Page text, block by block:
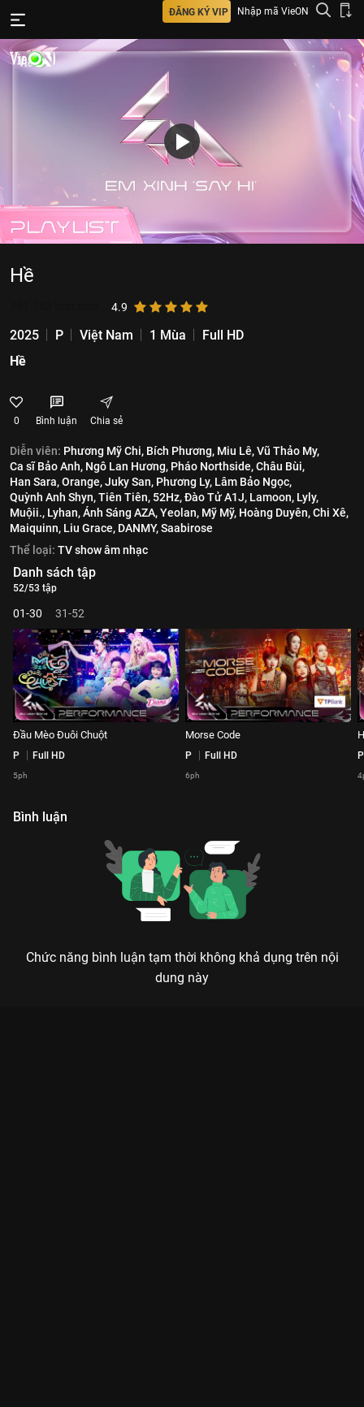
ĐĂNG KÝ VIP Nhập mã VieON
Hề
4.9
2025 P Việt Nam 1 Mùa
Full HD
Hề
0 Bình luận Chia sẻ
Diễn viên: Phương Mỹ Chi, Bích Phương, Miu Lê,Vũ Thảo My,
Ca sĩ Bảo Anh, Ngô Lan Hương, Pháo Northside,Châu Bùi,
Han Sara,Orange,Juky San, Phương Ly, Lâm Bảo Ngọc,
Quỳnh Anh Shyn,Tiên Tiên, 52Hz,Đào Tử A1J, Lamoon, Lyly,
Muộii., Lyhan,Ánh Sáng AZA,Yeolan, Mỹ Mỹ, Hoàng Duyên,Chi Xê,
Maiquinn, Liu Grace, DANMY,Saabirose
Thể loại: TV show âm nhạc
Danh sách tập
52/53 tập
01-30 31-52
Đầu Mèo Đuôi Chuột
P Full HD
5ph
Morse Code
P Full HD
6ph
P
Bình luận
Chức năng bình luận tạm thời không khả dụng trên nội
dung này